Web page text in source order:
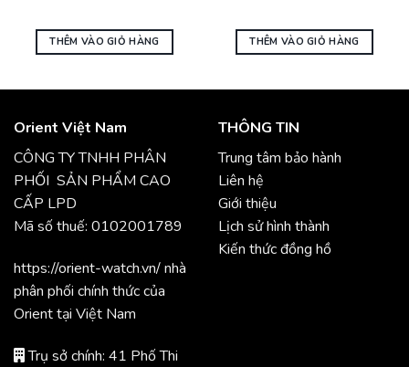
THÊM VÀO GIỎ HÀNG THÊM VÀO GIỎ HÀNG
Orient Việt Nam
CÔNG TY TNHH PHÂN
PHỐI SẢN PHẨM CAO
CẤP LPD
Mã số thuế: 0102001789
https://orient-watch.vn/ nhà
phân phối chính thức của
Orient tại Việt Nam
Trụ sở chính: 41 Phố Thi
THÔNG TIN
Trung tâm bảo hành
Liên hệ
Giới thiệu
Lịch sử hình thành
Kiến thức đồng hồ